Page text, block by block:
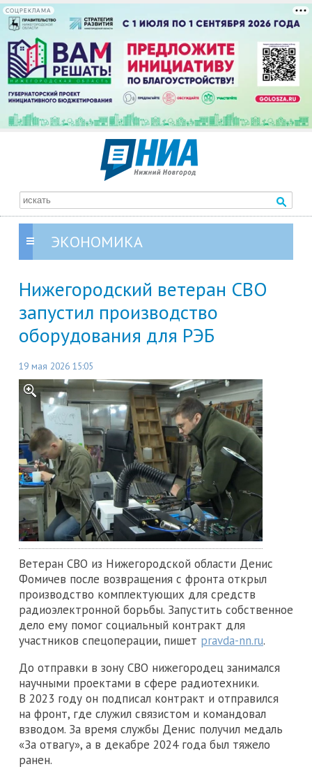
СОЦРЕКЛАМА
ЭКОНОМИКА
Нижегородский ветеран СВО
запустил производство
оборудования для РЭБ
19 мая 2026 15:05
Ветеран СВО из Нижегородской области Денис
Фомичев после возвращения с фронта открыл
производство комплектующих для средств
радиоэлектронной борьбы. Запустить собственное
дело ему помог социальный контракт для
участников спецоперации, пишет pravda-nn.ru.
До отправки в зону СВО нижегородец занимался
научными проектами в сфере радиотехники.
В 2023 году он подписал контракт и отправился
на фронт, где служил связистом и командовал
взводом. За время службы Денис получил медаль
«За отвагу», а в декабре 2024 года был тяжело
ранен.